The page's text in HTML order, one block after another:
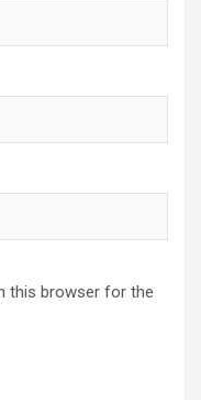
this browser for the